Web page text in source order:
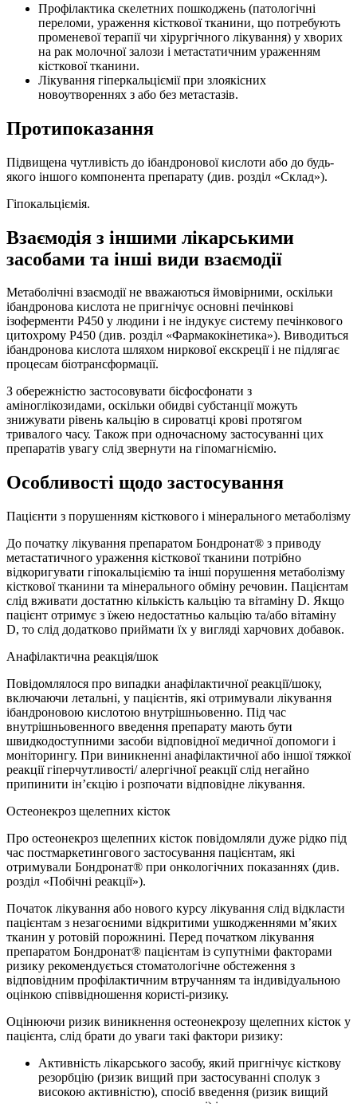
Профілактика скелетних пошкоджень (патологічні
переломи, ураження кісткової тканини, що потребують
променевої терапії чи хірургічного лікування) у хворих
на рак молочної залози і метастатичним ураженням
кісткової тканини.
Лікування гіперкальціємії при злоякісних
новоутвореннях з або без метастазів.
Протипоказання
Підвищена чутливість до ібандронової кислоти або до будь-
якого іншого компонента препарату (див. розділ «Склад»).
Гіпокальціємія.
Взаємодія з іншими лікарськими
засобами та інші види взаємодії
Метаболічні взаємодії не вважаються ймовірними, оскільки
ібандронова кислота не пригнічує основні печінкові
ізоферменти Р450 у людини і не індукує систему печінкового
цитохрому Р450 (див. розділ «Фармакокінетика»). Виводиться
ібандронова кислота шляхом ниркової екскреції і не підлягає
процесам біотрансформації.
З обережністю застосовувати бісфосфонати з
аміноглікозидами, оскільки обидві субстанції можуть
знижувати рівень кальцію в сироватці крові протягом
тривалого часу. Також при одночасному застосуванні цих
препаратів увагу слід звернути на гіпомагніємію.
Особливості щодо застосування
Пацієнти з порушенням кісткового і мінерального метаболізму
До початку лікування препаратом Бондронат® з приводу
метастатичного ураження кісткової тканини потрібно
відкоригувати гіпокальціємію та інші порушення метаболізму
кісткової тканини та мінерального обміну речовин. Пацієнтам
слід вживати достатню кількість кальцію та вітаміну D. Якщо
пацієнт отримує з їжею недостатньо кальцію та/або вітаміну
D, то слід додатково приймати їх у вигляді харчових добавок.
Анафілактична реакція/шок
Повідомлялося про випадки анафілактичної реакції/шоку,
включаючи летальні, у пацієнтів, які отримували лікування
ібандроновою кислотою внутрішньовенно. Під час
внутрішньовенного введення препарату мають бути
швидкодоступними засоби відповідної медичної допомоги і
моніторингу. При виникненні анафілактичної або іншої тяжкої
реакції гіперчутливості/ алергічної реакції слід негайно
припинити ін’єкцію і розпочати відповідне лікування.
Остеонекроз щелепних кісток
Про остеонекроз щелепних кісток повідомляли дуже рідко під
час постмаркетингового застосування пацієнтам, які
отримували Бондронат® при онкологічних показаннях (див.
розділ «Побічні реакції»).
Початок лікування або нового курсу лікування слід відкласти
пацієнтам з незагоєними відкритими ушкодженнями м’яких
тканин у ротовій порожнині. Перед початком лікування
препаратом Бондронат® пацієнтам із супутніми факторами
ризику рекомендується стоматологічне обстеження з
відповідним профілактичним втручанням та індивідуальною
оцінкою співвідношення користі-ризику.
Оцінюючи ризик виникнення остеонекрозу щелепних кісток у
пацієнта, слід брати до уваги такі фактори ризику:
Активність лікарського засобу, який пригнічує кісткову
резорбцію (ризик вищий при застосуванні сполук з
високою активністю), спосіб введення (ризик вищий